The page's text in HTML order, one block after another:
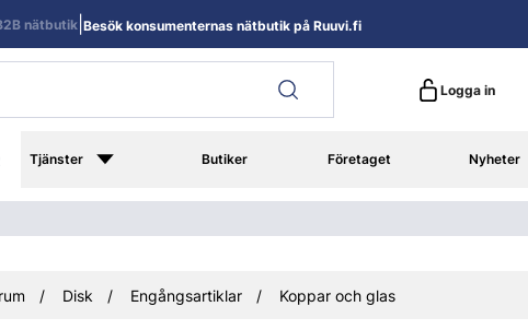
Logga in
Tjänster Butiker Företaget Nyheter
nätbutik Besök konsumenternas nätbutik på Ruuvi.fi
Disk Engångsartiklar Koppar och glas